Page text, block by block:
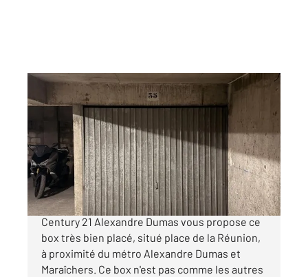
PARIS 75020
12,50 m2
Ref : 15342
Parking à vendre
19 900 €
PLACE DE LA RÉUNION - PARIS 20ème
Century 21 Alexandre Dumas vous propose ce
box très bien placé, situé place de la Réunion,
à proximité du métro Alexandre Dumas et
Maraîchers. Ce box n'est pas comme les autres